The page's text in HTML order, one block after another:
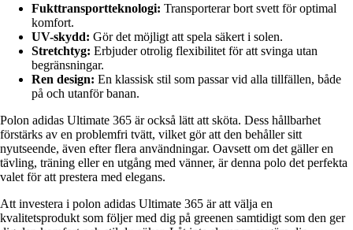
Fukttransportteknologi: Transporterar bort svett för optimal
komfort.
UV-skydd: Gör det möjligt att spela säkert i solen.
Stretchtyg: Erbjuder otrolig flexibilitet för att svinga utan
begränsningar.
Ren design: En klassisk stil som passar vid alla tillfällen, både
på och utanför banan.
Polon adidas Ultimate 365 är också lätt att sköta. Dess hållbarhet
förstärks av en problemfri tvätt, vilket gör att den behåller sitt
nyutseende, även efter flera användningar. Oavsett om det gäller en
tävling, träning eller en utgång med vänner, är denna polo det perfekta
valet för att prestera med elegans.
Att investera i polon adidas Ultimate 365 är att välja en
kvalitetsprodukt som följer med dig på greenen samtidigt som den ger